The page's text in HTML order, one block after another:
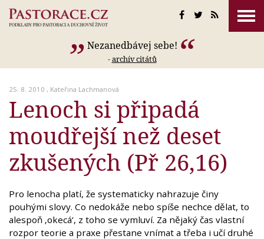
Nezanedbávej sebe!
-archív citátů
25. 8. 2010 , Kateřina Lachmanová
Lenoch si připadá
moudřejší než deset
zkušených (Př 26,16)
Pro lenocha platí, že systematicky nahrazuje činy
pouhými slovy. Co nedokáže nebo spíše nechce dělat, to
alespoň ‚okecá‘, z toho se vymluví. Za nějaký čas vlastní
rozpor teorie a praxe přestane vnímat a třeba i učí druhé